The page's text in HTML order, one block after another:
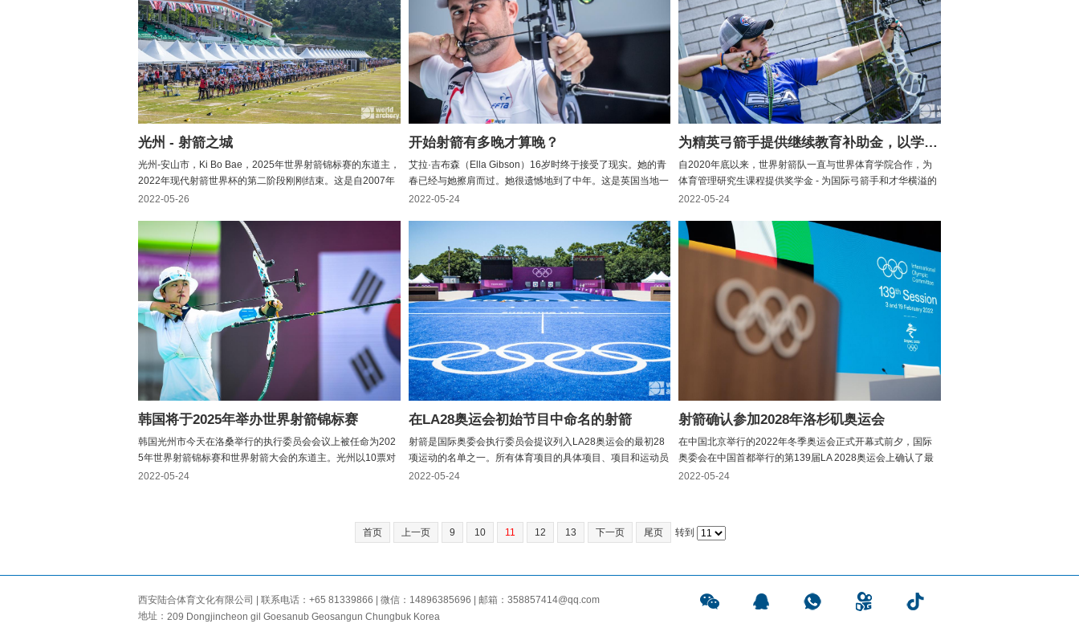
光州 - 射箭之城
光州-安山市，Ki Bo Bae，2025年世界射箭锦标赛的东道主，
2022年现代射箭世界杯的第二阶段刚刚结束。这是自2007年
以来在韩国举行的巡回赛的第一阶段，第一阶段在蔚山举行。
三岁，他不知道自己会在比赛时射...
2022-05-26
开始射箭有多晚才算晚？
艾拉·吉布森（Ella Gibson）16岁时终于接受了现实。她的青
春已经与她擦肩而过。她很遗憾地到了中年。这是英国当地一
位俱乐部教练给出的预后，当时吉布森试图尝试反曲的纪律。
2022-05-24
为精英弓箭手提供继续教育补助金，以学习体育管理
自2020年底以来，世界射箭队一直与世界体育学院合作，为
体育管理研究生课程提供奖学金 - 为国际弓箭手和才华横溢的
体育管理人员提供继续教育。该计划由伦敦大学运营，旨在帮
年的时间才能完成，因此可以适应竞争或其他生活承诺。自20
2...
2022-05-24
韩国将于2025年举办世界射箭锦标赛
韩国光州市今天在洛桑举行的执行委员会会议上被任命为202
5年世界射箭锦标赛和世界射箭大会的东道主。光州以10票对
1票领先于马德里。这将是继1985年首尔和2009年蔚山之
2022-05-24
在LA28奥运会初始节目中命名的射箭
射箭是国际奥委会执行委员会提议列入LA28奥运会的最初28
项运动的名单之一。所有体育项目的具体项目、项目和运动员
配额要到2024年底才能决定。自1972年以来，射箭在每届现
2022-05-24
射箭确认参加2028年洛杉矶奥运会
在中国北京举行的2022年冬季奥运会正式开幕式前夕，国际
奥委会在中国首都举行的第139届LA 2028奥运会上确认了最
初的体育项目。该名单非常注重年轻人 - 射箭是去年12月最初
2022-05-24
首页 上一页 9 10 11 12 13 下一页 尾页 转到
西安陆合体育文化有限公司 | 联系电话：+65 81339866 | 微信：14896385696 | 邮箱：358857414@qq.com
地址： 209 Dongjincheon gil Goesanub Geosangun Chungbuk Korea